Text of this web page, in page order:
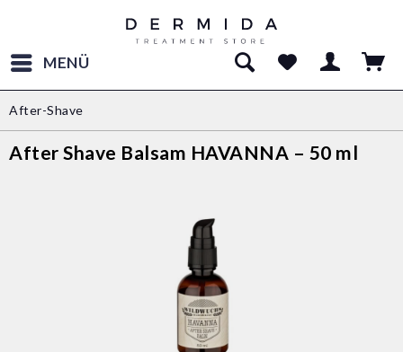
MENÜ
After-Shave
After Shave Balsam HAVANNA – 50 ml